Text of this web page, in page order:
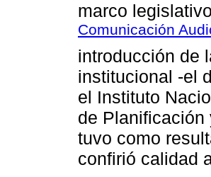
marco
Comunicación
introducción de
institucional -el
el Instituto
de Planificación
tuvo como
confirió calidad